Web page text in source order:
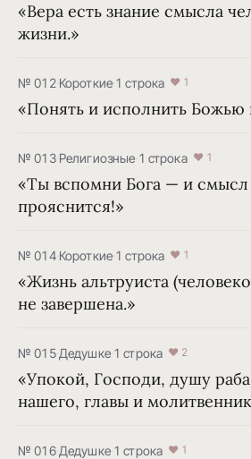
«Вера есть знание смысла
жизни.»
№ 012·Короткие·1 строка ♥ 1
«Понять и исполнить Божью
№ 013·Религиозные·1 строка ♥ 1
«Ты вспомни Бога — и
прояснится!»
№ 014·Короткие·1 строка ♥ 1
«Жизнь альтруиста
не завершена.»
№ 015·Дедушке·1 строка ♥ 2
«Упокой, Господи, душу
нашего, главы и
№ 016·Дедушке·1 строка ♥ 1